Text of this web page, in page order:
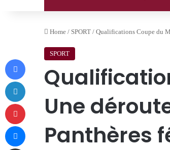
Home / SPORT / Qualifications Coupe du
SPORT
Une
Panthères
Facebook
LinkedIn